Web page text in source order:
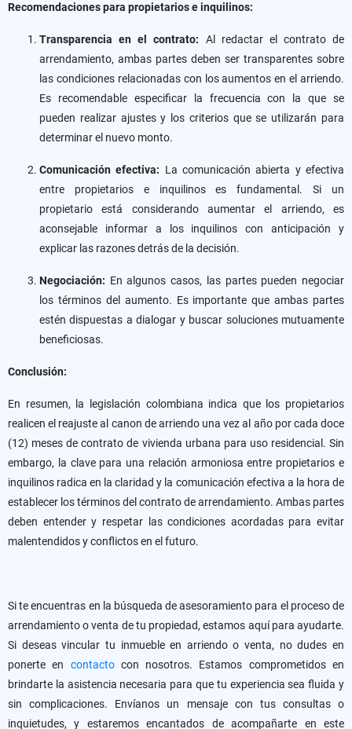
Recomendaciones para propietarios e inquilinos:
Transparencia en el contrato: Al redactar el contrato de
arrendamiento, ambas partes deben ser transparentes sobre
las condiciones relacionadas con los aumentos en el arriendo.
Es recomendable especificar la frecuencia con la que se
pueden realizar ajustes y los criterios que se utilizarán para
determinar el nuevo monto.
Comunicación efectiva: La comunicación abierta y efectiva
entre propietarios e inquilinos es fundamental. Si un
propietario está considerando aumentar el arriendo, es
aconsejable informar a los inquilinos con anticipación y
explicar las razones detrás de la decisión.
Negociación: En algunos casos, las partes pueden negociar
los términos del aumento. Es importante que ambas partes
estén dispuestas a dialogar y buscar soluciones mutuamente
beneficiosas.
Conclusión:
En resumen, la legislación colombiana indica que los propietarios
realicen el reajuste al canon de arriendo una vez al año por cada doce
(12) meses de contrato de vivienda urbana para uso residencial. Sin
embargo, la clave para una relación armoniosa entre propietarios e
inquilinos radica en la claridad y la comunicación efectiva a la hora de
establecer los términos del contrato de arrendamiento. Ambas partes
deben entender y respetar las condiciones acordadas para evitar
malentendidos y conflictos en el futuro.
Si te encuentras en la búsqueda de asesoramiento para el proceso de
arrendamiento o venta de tu propiedad, estamos aquí para ayudarte.
Si deseas vincular tu inmueble en arriendo o venta, no dudes en
ponerte en contactocon nosotros. Estamos comprometidos en
brindarte la asistencia necesaria para que tu experiencia sea fluida y
sin complicaciones. Envíanos un mensaje con tus consultas o
inquietudes, y estaremos encantados de acompañarte en este